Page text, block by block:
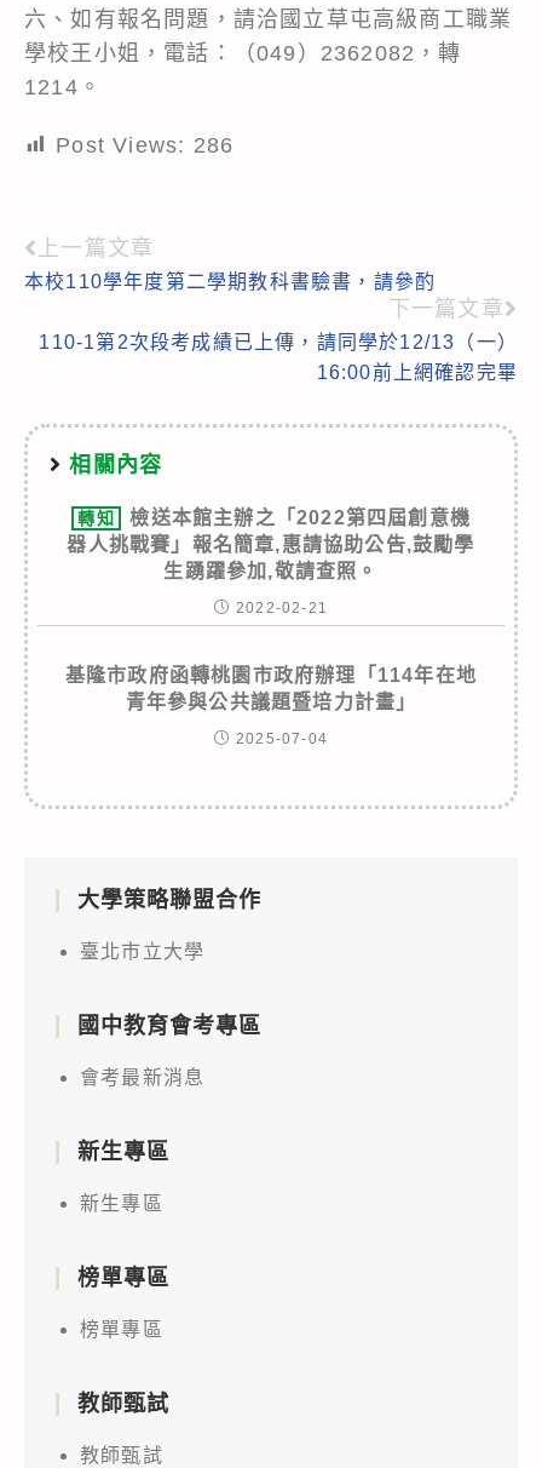
六、如有報名問題，請洽國立草屯高級商工職業
學校王小姐，電話：（049）2362082，轉
1214。
Post Views: 286
Read
more
articles
上一篇文章
本校110學年度第二學期教科書驗書，請參酌
下一篇文章
110-1第2次段考成績已上傳，請同學於12/13（一）
16:00前上網確認完畢
相關內容
轉知
檢送本館主辦之「2022第四屆創意機
器人挑戰賽」報名簡章,惠請協助公告,鼓勵學
生踴躍參加,敬請查照。
2022-02-21
基隆市政府函轉桃園市政府辦理「114年在地
青年參與公共議題暨培力計畫」
2025-07-04
大學策略聯盟合作
臺北市立大學
國中教育會考專區
會考最新消息
新生專區
新生專區
榜單專區
榜單專區
教師甄試
教師甄試